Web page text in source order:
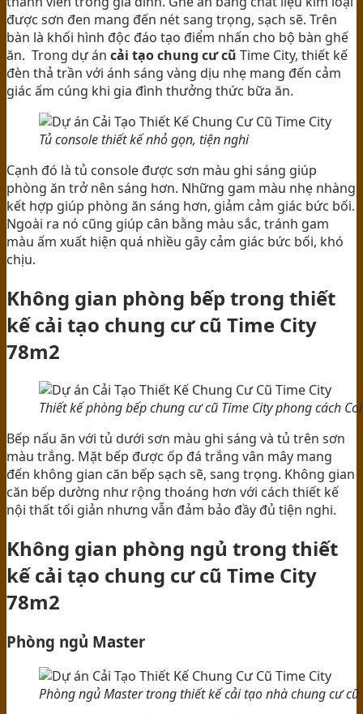
được sơn đen mang đến nét sang trọng, sạch sẽ. Trên
bàn là khối hình độc đáo tạo điểm nhấn cho bộ bàn ghế
ăn. Trong dự án cải tạo chung cư cũ Time City, thiết kế
đèn thả trần với ánh sáng vàng dịu nhẹ mang đến cảm
giác ấm cúng khi gia đình thưởng thức bữa ăn.
Tủ console thiết kế nhỏ gọn, tiện nghi
Cạnh đó là tủ console được sơn màu ghi sáng giúp
phòng ăn trở nên sáng hơn. Những gam màu nhẹ nhàng
kết hợp giúp phòng ăn sáng hơn, giảm cảm giác bức bối.
Ngoài ra nó cũng giúp cân bằng màu sắc, tránh gam
màu ấm xuất hiện quá nhiều gây cảm giác bức bối, khó
chịu.
Không gian phòng bếp trong thiết
kế cải tạo chung cư cũ Time City
78m2
Thiết kế phòng bếp chung cư cũ Time City phong cách
Bếp nấu ăn với tủ dưới sơn màu ghi sáng và tủ trên sơn
màu trắng. Mặt bếp được ốp đá trắng vân mây mang
đến không gian căn bếp sạch sẽ, sang trọng. Không gian
căn bếp dường như rộng thoáng hơn với cách thiết kế
nội thất tối giản nhưng vẫn đảm bảo đầy đủ tiện nghi.
Không gian phòng ngủ trong thiết
kế cải tạo chung cư cũ Time City
78m2
Phòng ngủ Master
Phòng ngủ Master trong thiết kế cải tạo nhà chung cư